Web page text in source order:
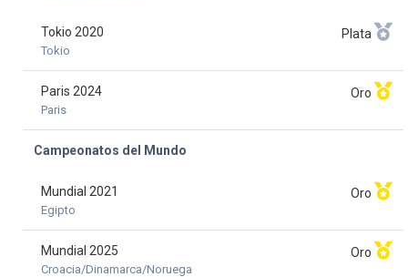
Tokio 2020
Tokio
Plata
Paris 2024
Paris
Oro
Campeonatos del Mundo
Mundial 2021
Egipto
Oro
Mundial 2025
Croacia/Dinamarca/Noruega
Oro